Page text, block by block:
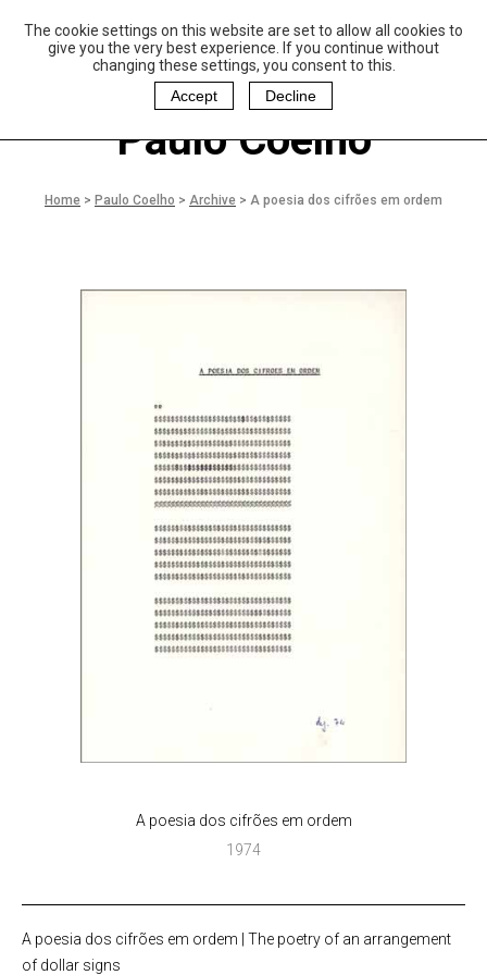
The cookie settings on this website are set to allow all cookies to
give you the very best experience. If you continue without
changing these settings, you consent to this.
Accept
Decline
aulo Coelho and
Christina Oiticica
oundation
Paulo Coelho
Home > Paulo Coelho > Archive > A poesia dos cifrões em ordem
A poesia dos cifrões em ordem
1974
A poesia dos cifrões em ordem | The poetry of an arrangement
of dollar signs